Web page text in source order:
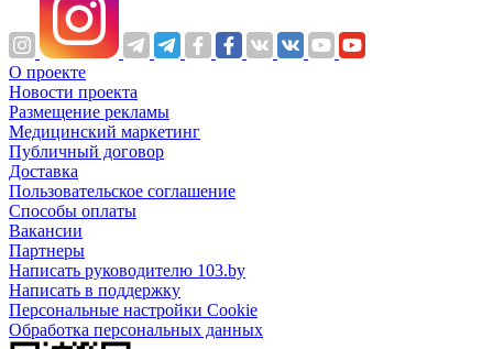
О проекте
Новости проекта
Размещение рекламы
Медицинский маркетинг
Публичный договор
Доставка
Пользовательское соглашение
Способы оплаты
Вакансии
Партнеры
Написать руководителю 103.by
Написать в поддержку
Персональные настройки Cookie
Обработка персональных данных